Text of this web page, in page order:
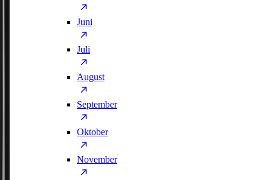
Juni
Juli
August
September
Oktober
November